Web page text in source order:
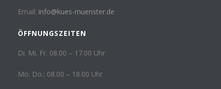
Email: info@kues-muenster.de
ÖFFNUNGSZEITEN
Di. Mi. Fr. 08.00 – 17.00 Uhr
Mo. Do.: 08.00 – 18.00 Uhr